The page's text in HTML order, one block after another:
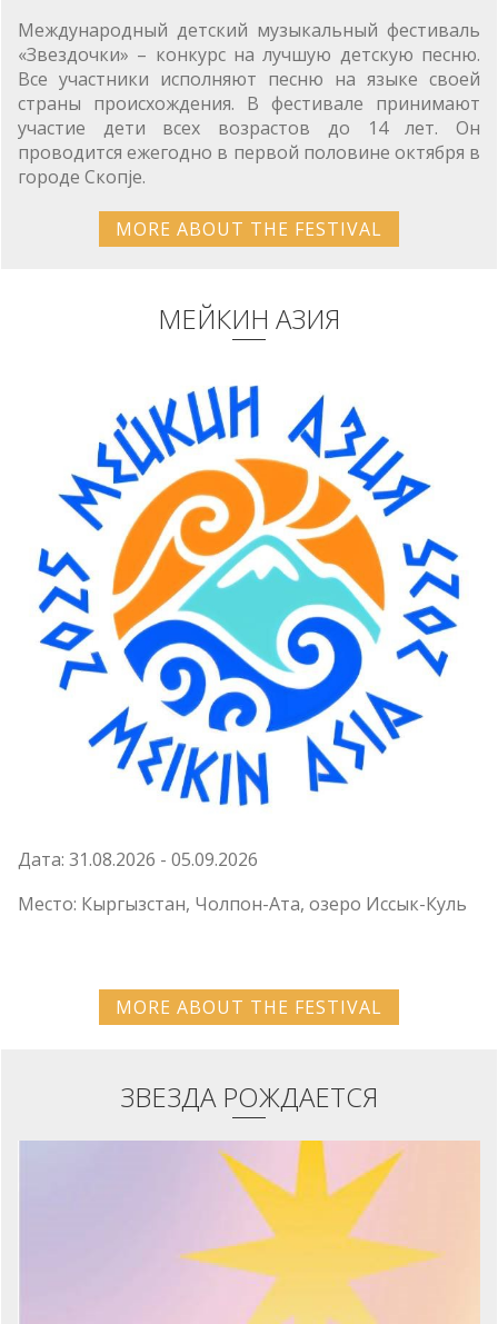
Международный детский музыкальный фестиваль
«Звездочки» – конкурс на лучшую детскую песню.
Все участники исполняют песню на языке своей
страны происхождения. В фестивале принимают
участие дети всех возрастов до 14 лет. Он
проводится ежегодно в первой половине октября в
городе Скопје.
MORE ABOUT THE FESTIVAL
МЕЙКИН АЗИЯ
Дата: 31.08.2026 - 05.09.2026
Место: Кыргызстан, Чолпон-Ата, озеро Иссык-Куль
MORE ABOUT THE FESTIVAL
ЗВЕЗДА РОЖДАЕТСЯ